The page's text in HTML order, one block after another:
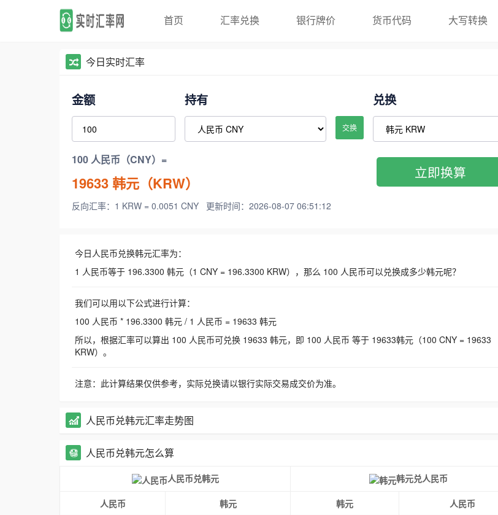
首页 汇率兑换 银行牌价 货币代码 大写转换
今日实时汇率
金额 持有
交换
兑换
100 人民币（CNY）=
19633韩元（KRW）
反向汇率：1 KRW = 0.0051 CNY 更新时间：2026-08-07 06:51:12
立即换算
今日人民币兑换韩元汇率为：
1 人民币等于 196.3300 韩元（1 CNY = 196.3300 KRW），那么 100 人民币可以兑换成多少韩元呢？
我们可以用以下公式进行计算：
100 人民币 * 196.3300 韩元 / 1 人民币 = 19633 韩元
所以，根据汇率可以算出 100 人民币可兑换 19633 韩元，即 100 人民币 等于 19633韩元（100 CNY = 19633
KRW）。
注意：此计算结果仅供参考，实际兑换请以银行实际交易成交价为准。
人民币兑韩元汇率走势图
人民币兑韩元怎么算
人民币兑韩元 韩元兑人民币
人民币 韩元 韩元
人民币